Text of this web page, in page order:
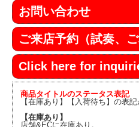
お問い合わせ
ご来店予約（試奏、ご
Click here for
商品タイトルのステータス表記
【在庫あり】【入荷待ち】の表
【在庫あり】
店舗&ECに在庫あり。